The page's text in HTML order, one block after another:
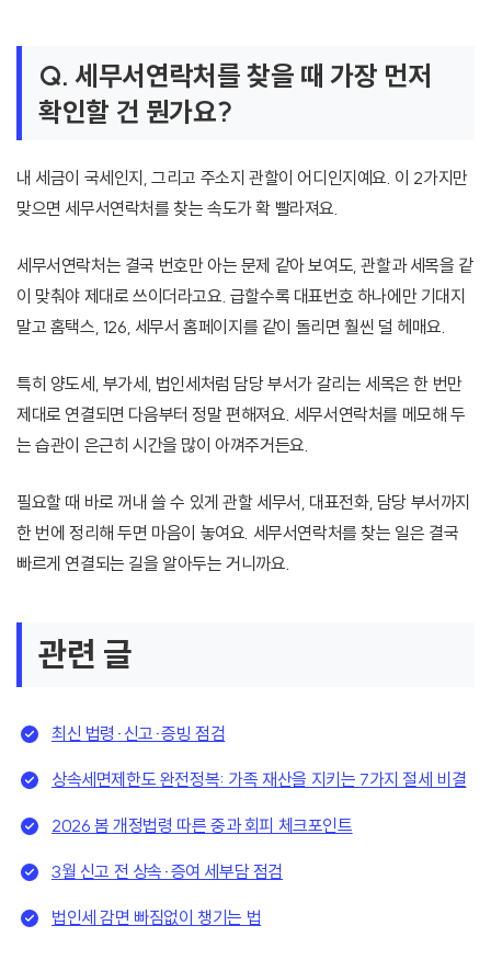
Q. 세무서연락처를 찾을 때 가장 먼저
확인할 건 뭔가요?
내 세금이 국세인지, 그리고 주소지 관할이 어디인지예요. 이 2가지만
맞으면 세무서연락처를 찾는 속도가 확 빨라져요.
세무서연락처는 결국 번호만 아는 문제 같아 보여도, 관할과 세목을 같
이 맞춰야 제대로 쓰이더라고요. 급할수록 대표번호 하나에만 기대지
말고 홈택스, 126, 세무서 홈페이지를 같이 돌리면 훨씬 덜 헤매요.
특히 양도세, 부가세, 법인세처럼 담당 부서가 갈리는 세목은 한 번만
제대로 연결되면 다음부터 정말 편해져요. 세무서연락처를 메모해 두
는 습관이 은근히 시간을 많이 아껴주거든요.
필요할 때 바로 꺼내 쓸 수 있게 관할 세무서, 대표전화, 담당 부서까지
한 번에 정리해 두면 마음이 놓여요. 세무서연락처를 찾는 일은 결국
빠르게 연결되는 길을 알아두는 거니까요.
관련 글
최신 법령·신고·증빙 점검
상속세면제한도 완전정복: 가족 재산을 지키는 7가지 절세 비결
2026 봄 개정법령 따른 중과 회피 체크포인트
3월 신고 전 상속·증여 세부담 점검
법인세 감면 빠짐없이 챙기는 법